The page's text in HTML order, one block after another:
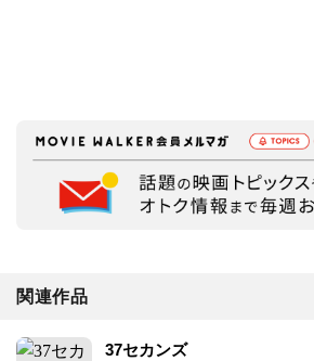
関連作品
37セカンズ